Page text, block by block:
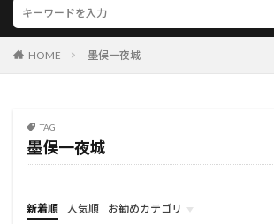
HOME 墨俣一夜城
TAG
墨俣一夜城
新着順 人気順 お勧めカテゴリ